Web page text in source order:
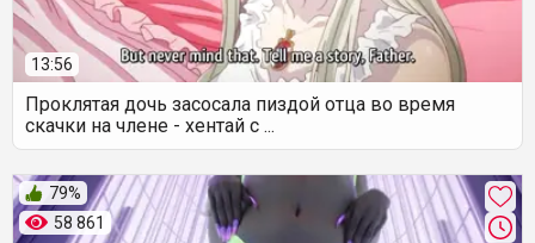
13:56
Проклятая дочь засосала пиздой отца во время
скачки на члене - хентай с ...
58 861
79%